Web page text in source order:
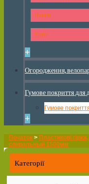
Лавки
Урни
+
Огородження,
Гумове покриття для
Гумове
+
Початок > Пластикові
спиральный 1500мм
Категорії